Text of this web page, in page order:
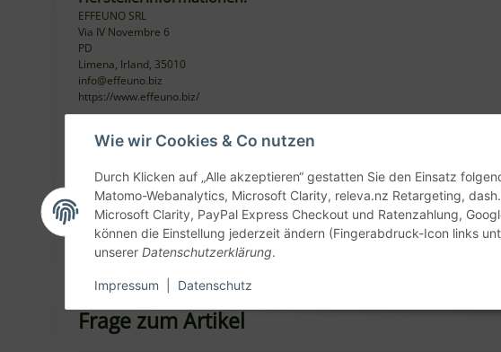
Wie wir Cookies & Co nutzen
Durch Klicken auf „Alle akzeptieren“ gestatten Sie den Einsatz
Matomo-Webanalytics, Microsoft Clarity, releva.nz Retargeting,
Microsoft Clarity, PayPal Express Checkout und Ratenzahlung,
können die Einstellung jederzeit ändern (Fingerabdruck-Icon links
unserer Datenschutzerklärung.
Impressum Datenschutz
EFFEUNO SRL
Via IV Novembre 6
PD
Limena, Irland, 35010
info@effeuno.biz
https://www.effeuno.biz/
Produkteigenschaft
Wert
Maximale Temperatur:
Bewertungen
Frage zum Artikel